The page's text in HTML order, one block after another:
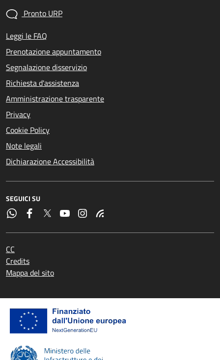
Pronto URP
Leggi le FAQ
Prenotazione appuntamento
Segnalazione disservizio
Richiesta d'assistenza
Amministrazione trasparente
Privacy
Cookie Policy
Note legali
Dichiarazione Accessibilità
SEGUICI SU
CC
Credits
Mappa del sito